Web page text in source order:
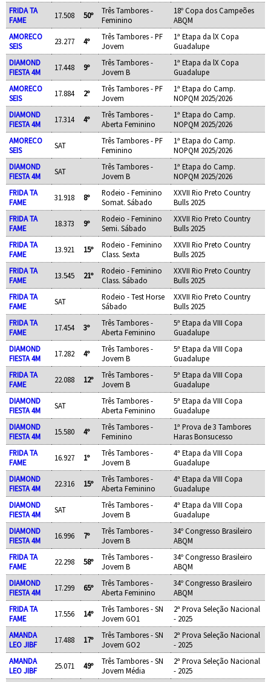
FRIDA TA
FAME
17.508 50º
Três Tambores -
Feminino
18º Copa dos Campeões
ABQM
AMORECO
SEIS
23.277 4º
Três Tambores - PF
Jovem
1ª Etapa da lX Copa
Guadalupe
DIAMOND
FIESTA 4M
17.448 9º
Três Tambores -
Jovem B
1ª Etapa da lX Copa
Guadalupe
AMORECO
SEIS
17.884 2º
Três Tambores - PF
Jovem
1ª Etapa do Camp.
NOPQM 2025/2026
DIAMOND
FIESTA 4M
17.314 4º
Três Tambores -
Aberta Feminino
1ª Etapa do Camp.
NOPQM 2025/2026
AMORECO
SEIS
SAT
Três Tambores - PF
Feminino
1ª Etapa do Camp.
NOPQM 2025/2026
DIAMOND
FIESTA 4M
SAT
Três Tambores -
Jovem B
1ª Etapa do Camp.
NOPQM 2025/2026
FRIDA TA
FAME
31.918 8º
Rodeio - Feminino
Somat. Sábado
XXVII Rio Preto Country
Bulls 2025
FRIDA TA
FAME
18.373 9º
Rodeio - Feminino
Semi. Sábado
XXVII Rio Preto Country
Bulls 2025
FRIDA TA
FAME
13.921 15º
Rodeio - Feminino
Class. Sexta
XXVII Rio Preto Country
Bulls 2025
FRIDA TA
FAME
13.545 21º
Rodeio - Feminino
Class. Sábado
XXVII Rio Preto Country
Bulls 2025
FRIDA TA
FAME
SAT
Rodeio - Test Horse
Sábado
XXVII Rio Preto Country
Bulls 2025
FRIDA TA
FAME
17.454 3º
Três Tambores -
Aberta Feminino
5ª Etapa da VIII Copa
Guadalupe
DIAMOND
FIESTA 4M
17.282 4º
Três Tambores -
Jovem B
5ª Etapa da VIII Copa
Guadalupe
FRIDA TA
FAME
22.088 12º
Três Tambores -
Jovem B
5ª Etapa da VIII Copa
Guadalupe
DIAMOND
FIESTA 4M
SAT
Três Tambores -
Aberta Feminino
5ª Etapa da VIII Copa
Guadalupe
DIAMOND
FIESTA 4M
15.580 4º
Três Tambores -
Feminino
1ª Prova de 3 Tambores
Haras Bonsucesso
FRIDA TA
FAME
16.927 1º
Três Tambores -
Jovem B
4ª Etapa da VIII Copa
Guadalupe
DIAMOND
FIESTA 4M
22.316 15º
Três Tambores -
Aberta Feminino
4ª Etapa da VIII Copa
Guadalupe
DIAMOND
FIESTA 4M
SAT
Três Tambores -
Jovem B
4ª Etapa da VIII Copa
Guadalupe
DIAMOND
FIESTA 4M
16.996 7º
Três Tambores -
Jovem B
34º Congresso Brasileiro
ABQM
FRIDA TA
FAME
22.298 58º
Três Tambores -
Jovem B
34º Congresso Brasileiro
ABQM
DIAMOND
FIESTA 4M
17.299 65º
Três Tambores -
Aberta Feminino
34º Congresso Brasileiro
ABQM
FRIDA TA
FAME
17.556 14º
Três Tambores - SN
Jovem GO1
2ª Prova Seleção Nacional
- 2025
AMANDA
LEO JIBF
17.488 17º
Três Tambores - SN
Jovem GO2
2ª Prova Seleção Nacional
- 2025
AMANDA
LEO JIBF
25.071 49º
Três Tambores - SN
Jovem Média
2ª Prova Seleção Nacional
- 2025